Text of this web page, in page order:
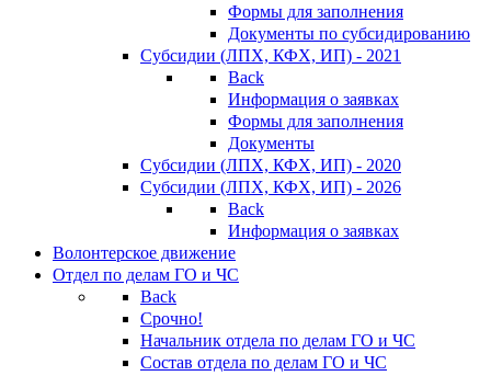
Формы для заполнения
Документы по субсидированию
Субсидии (ЛПХ, КФХ, ИП) - 2021
Back
Информация о заявках
Формы для заполнения
Документы
Субсидии (ЛПХ, КФХ, ИП) - 2020
Субсидии (ЛПХ, КФХ, ИП) - 2026
Back
Информация о заявках
Волонтерское движение
Отдел по делам ГО и ЧС
Back
Срочно!
Начальник отдела по делам ГО и ЧС
Состав отдела по делам ГО и ЧС